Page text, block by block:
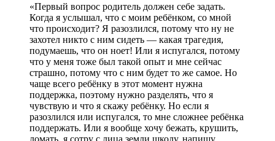
«Первый вопрос родитель должен себе задать.
Когда я услышал, что с моим ребёнком, со мной
что происходит? Я разозлился, потому что ну не
захотел никто с ним сидеть — какая трагедия,
подумаешь, что он ноет! Или я испугался, потому
что у меня тоже был такой опыт и мне сейчас
страшно, потому что с ним будет то же самое. Но
чаще всего ребёнку в этот момент нужна
поддержка, поэтому нужно разделять, что я
чувствую и что я скажу ребёнку. Но если я
разозлился или испугался, то мне сложнее ребёнка
поддержать. Или я вообще хочу бежать, крушить,
ломать, я сотру с лица земли школу, напишу